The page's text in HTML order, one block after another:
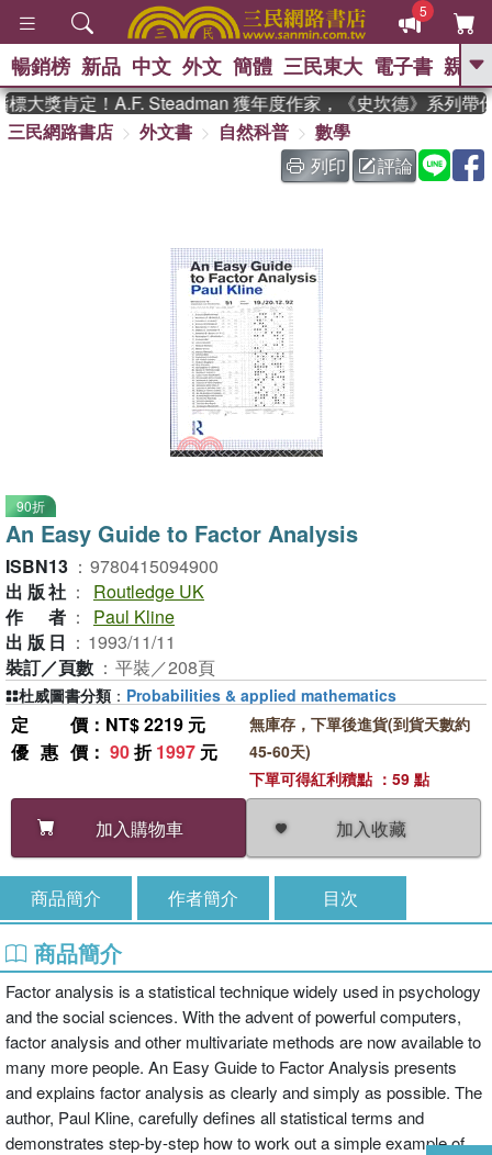
5
GO
熱搜： 東野圭吾 、
The Odyssey 、 父親節 、 如果歷
史是一群喵 、 暑期推薦 、 國際布克
偉大的迷走神經
暢銷榜 新品 中文 外文 簡體 三民東大 電子書 親子
大獎肯定！A.F. Steadman 獲年度作家，《史坎德》系列帶你
三民網路書店
外文書 自然科普
數學
列印
評論
90折
An Easy Guide to Factor Analysis
ISBN13 ： 9780415094900
出版社 ：
Routledge UK
作者 ：
Paul Kline
出版日 ： 1993/11/11
裝訂／頁數 ： 平裝／208頁
定價 ：NT$ 2219 元
優惠價 ： 90折1997 元
加入購物車 加入收藏
無庫存，下單後進貨(到貨天數約
45-60天)
下單可得紅利積點 ：59 點
杜威圖書分類 ： Probabilities & applied mathematics
商品簡介 作者簡介 目次
商品簡介
Factor analysis is a statistical technique widely used in psychology
and the social sciences. With the advent of powerful computers,
factor analysis and other multivariate methods are now available to
many more people. An Easy Guide to Factor Analysis presents
and explains factor analysis as clearly and simply as possible. The
author, Paul Kline, carefully defines all statistical terms and
demonstrates step-by-step how to work out a simple example of